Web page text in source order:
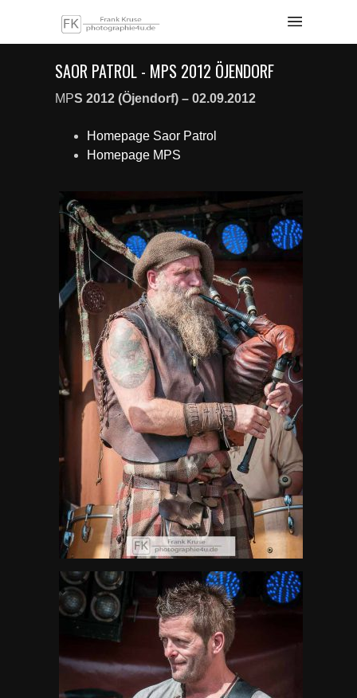
SAOR PATROL - MPS 2012 ÖJENDORF
MPS 2012 (Öjendorf) – 02.09.2012
Homepage Saor Patrol
Homepage MPS